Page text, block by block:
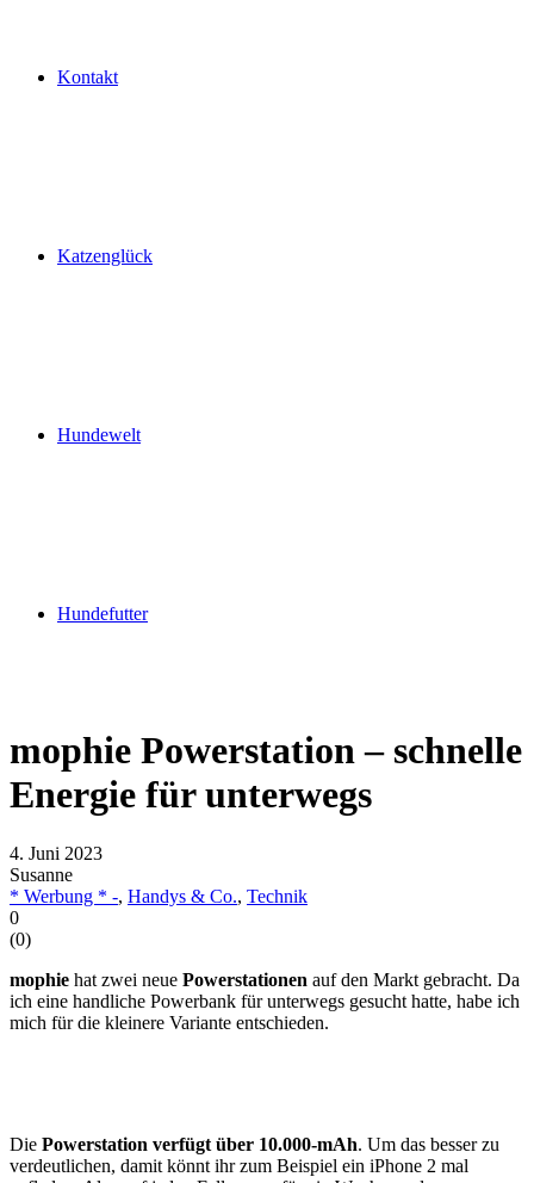
Kontakt
Katzenglück
Hundewelt
Hundefutter
mophie Powerstation – schnelle
Energie für unterwegs
4. Juni 2023
Susanne
* Werbung * -, Handys & Co., Technik
0
(0)
mophie hat zwei neue Powerstationen auf den Markt gebracht. Da
ich eine handliche Powerbank für unterwegs gesucht hatte, habe ich
mich für die kleinere Variante entschieden.
Die Powerstation verfügt über 10.000-mAh. Um das besser zu
verdeutlichen, damit könnt ihr zum Beispiel ein iPhone 2 mal